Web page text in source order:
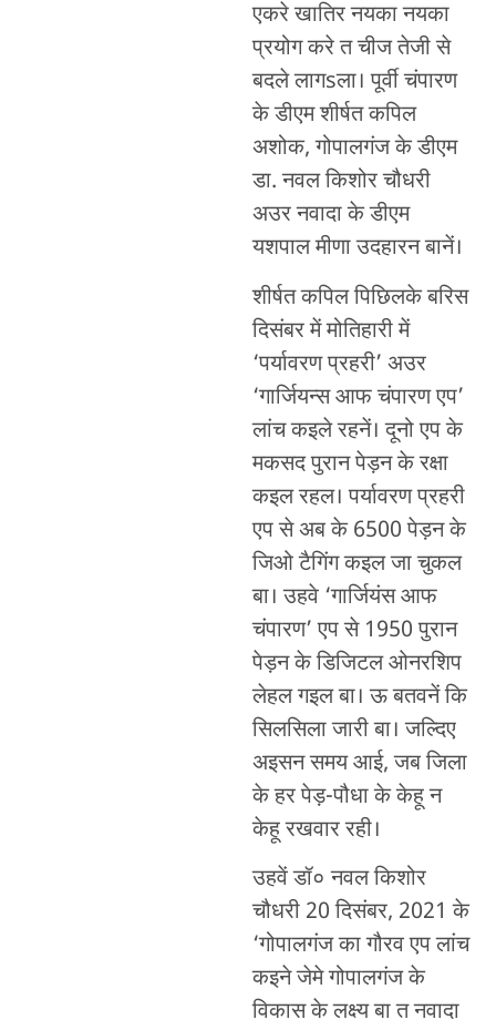
एकरे खातिर नयका नयका
प्रयोग करे त चीज तेजी से
बदले लागsला। पूर्वी चंपारण
के डीएम शीर्षत कपिल
अशोक, गोपालगंज के डीएम
डा. नवल किशोर चौधरी
अउर नवादा के डीएम
यशपाल मीणा उदहारन बानें।
शीर्षत कपिल पिछिलके बरिस
दिसंबर में मोतिहारी में
‘पर्यावरण प्रहरी’ अउर
‘गार्जियन्स आफ चंपारण एप’
लांच कइले रहनें। दूनो एप के
मकसद पुरान पेड़न के रक्षा
कइल रहल। पर्यावरण प्रहरी
एप से अब के 6500 पेड़न के
जिओ टैगिंग कइल जा चुकल
बा। उहवे ‘गार्जियंस आफ
चंपारण’ एप से 1950 पुरान
पेड़न के डिजिटल ओनरशिप
लेहल गइल बा। ऊ बतवनें कि
सिलसिला जारी बा। जल्दिए
अइसन समय आई, जब जिला
के हर पेड़-पौधा के केहू न
केहू रखवार रही।
उहवें डॉ० नवल किशोर
चौधरी 20 दिसंबर, 2021 के
‘गोपालगंज का गौरव एप लांच
कइने जेमे गोपालगंज के
विकास के लक्ष्य बा त नवादा